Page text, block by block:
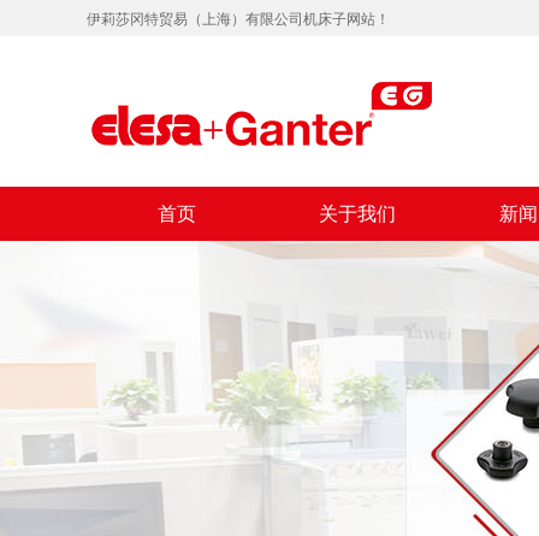
伊莉莎冈特贸易（上海）有限公司机床子网站！
首页 关于我们 新